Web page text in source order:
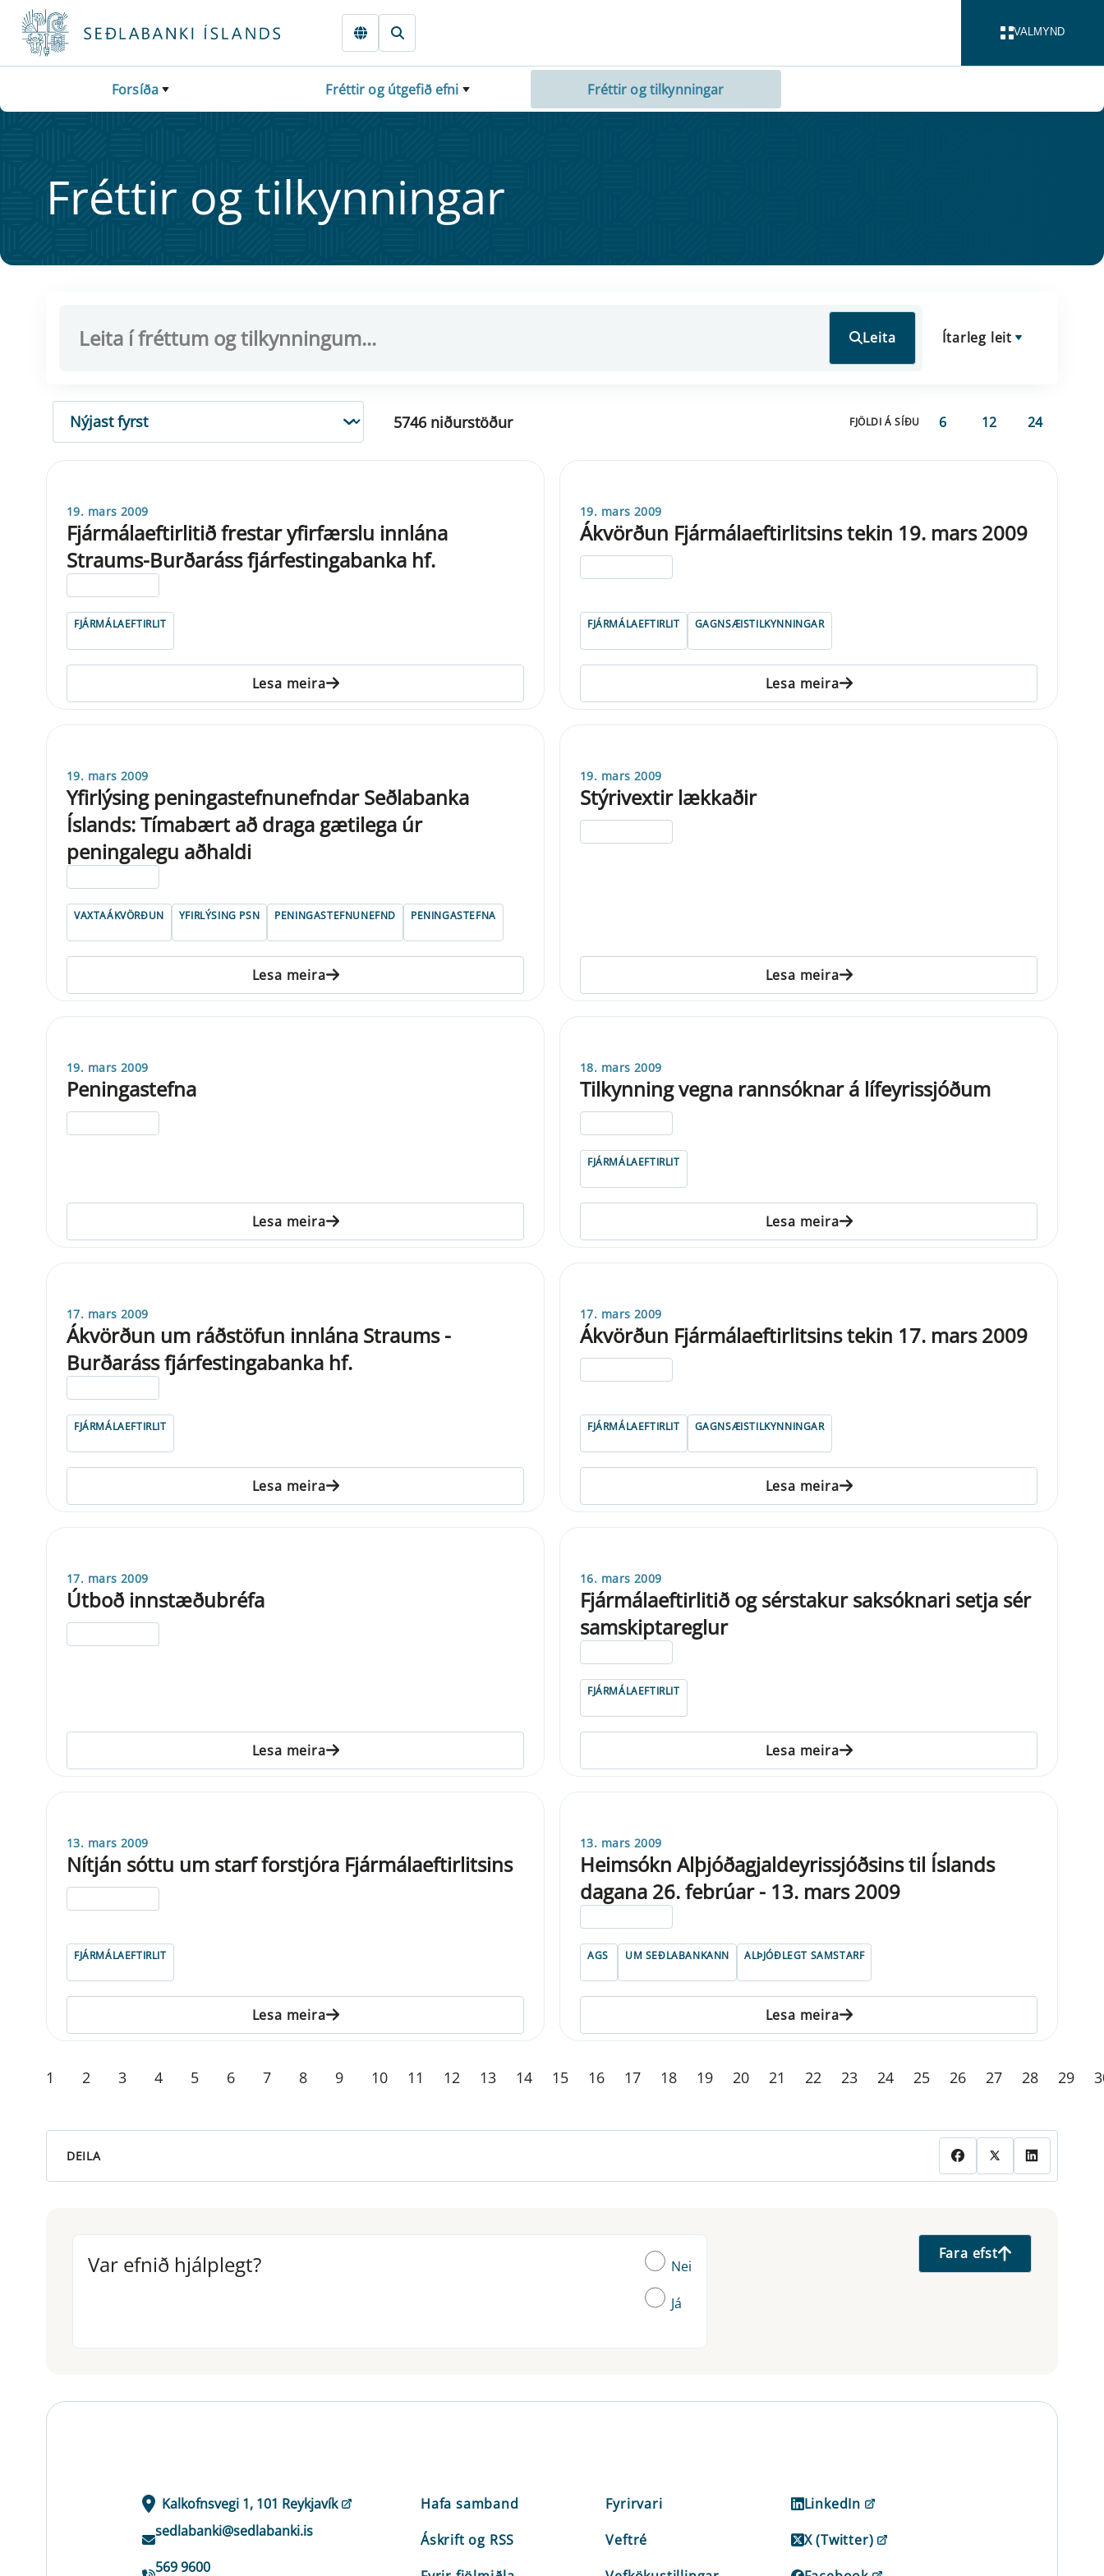
Fara beint í Meginmál
VALMYND
Forsíða Fréttir og útgefið efni Fréttir og tilkynningar
Frétt­ir og til­kynn­ing­ar
Leita Ítarleg leit
RÖÐUN
5746 niðurstöður FJÖLDI Á SÍÐU 6 12 24
19. mars 2009
Fjármálaeftirlitið frestar yfirfærslu innlána
Straums-Burðaráss fjárfestingabanka hf.
FJÁRMÁLAEFTIRLIT
Lesa meira
19. mars 2009
Ákvörðun Fjármálaeftirlitsins tekin 19. mars 2009
FJÁRMÁLAEFTIRLIT GAGNSÆISTILKYNNINGAR
Lesa meira
19. mars 2009
Yfirlýsing peningastefnunefndar Seðlabanka
Íslands: Tímabært að draga gætilega úr
peningalegu aðhaldi
VAXTAÁKVÖRÐUN YFIRLÝSING PSN PENINGASTEFNUNEFND PENINGASTEFNA
Lesa meira
19. mars 2009
Stýrivextir lækkaðir
Lesa meira
19. mars 2009
Peningastefna
Lesa meira
18. mars 2009
Tilkynning vegna rannsóknar á lífeyrissjóðum
FJÁRMÁLAEFTIRLIT
Lesa meira
17. mars 2009
Ákvörðun um ráðstöfun innlána Straums -
Burðaráss fjárfestingabanka hf.
FJÁRMÁLAEFTIRLIT
Lesa meira
17. mars 2009
Ákvörðun Fjármálaeftirlitsins tekin 17. mars 2009
FJÁRMÁLAEFTIRLIT GAGNSÆISTILKYNNINGAR
Lesa meira
17. mars 2009
Útboð innstæðubréfa
Lesa meira
16. mars 2009
Fjármálaeftirlitið og sérstakur saksóknari setja sér
samskiptareglur
FJÁRMÁLAEFTIRLIT
Lesa meira
13. mars 2009
Nítján sóttu um starf forstjóra Fjármálaeftirlitsins
FJÁRMÁLAEFTIRLIT
Lesa meira
13. mars 2009
Heimsókn Alþjóðagjaldeyrissjóðsins til Íslands
dagana 26. febrúar - 13. mars 2009
AGS UM SEÐLABANKANN ALÞJÓÐLEGT SAMSTARF
Lesa meira
1 2 3 4 5 6 7 8 9 10 11 12 13 14 15 16 17 18 19 20 21 22 23 24 25 26 27 28 29
DEILA
Var efnið hjálplegt?
Var efnið hjálplegt? Nei
Já
Fara efst
Kalkofnsvegi 1, 101 Reykjavík
sedlabanki@sedlabanki.is
569 9600
Hafa samband
Áskrift og RSS
Fyrirvari
Veftré
LinkedIn
X (Twitter)